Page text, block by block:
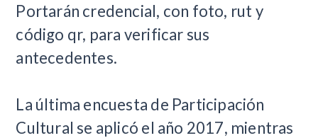
Portarán credencial, con foto, rut y
código qr, para verificar sus
antecedentes.
La última encuesta de Participación
Cultural se aplicó el año 2017, mientras